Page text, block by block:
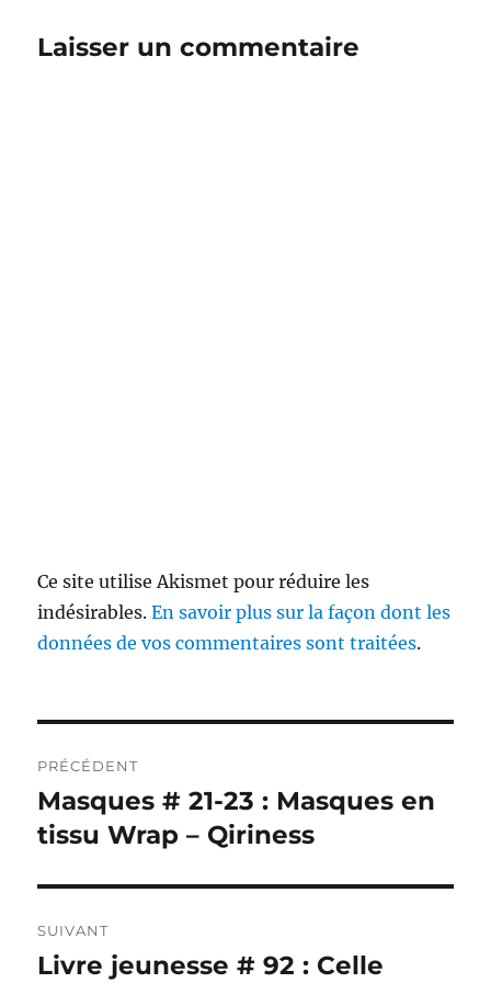
Laisser un commentaire
Ce site utilise Akismet pour réduire les
indésirables.En savoir plus sur la façon dont les
données de vos commentaires sont traitées.
de
l’article
PRÉCÉDENT
Publication
précédente :
Masques # 21-23 : Masques en
tissu Wrap – Qiriness
SUIVANT
Publication
Livre jeunesse # 92 : Celle